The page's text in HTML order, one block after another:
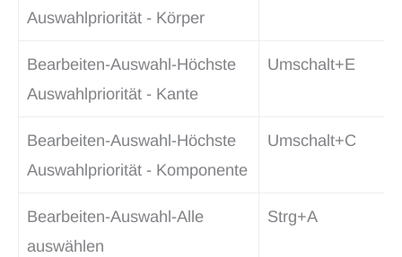
Auswahlpriorität - Körper
Bearbeiten-Auswahl-Höchste
Auswahlpriorität - Kante
Umschalt+E
Bearbeiten-Auswahl-Höchste
Auswahlpriorität - Komponente
Umschalt+C
Bearbeiten-Auswahl-Alle
auswählen
Strg+A